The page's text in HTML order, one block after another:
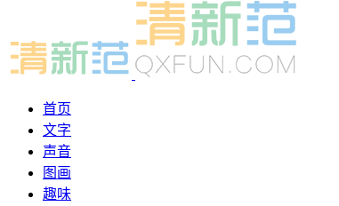
首页
文字
声音
图画
趣味